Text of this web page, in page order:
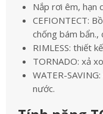
Nắp rơi êm, hạn
CEFIONTECT:
chống bám bẩn.,
RIMLESS: thiết
TORNADO: xả
WATER-
nước.